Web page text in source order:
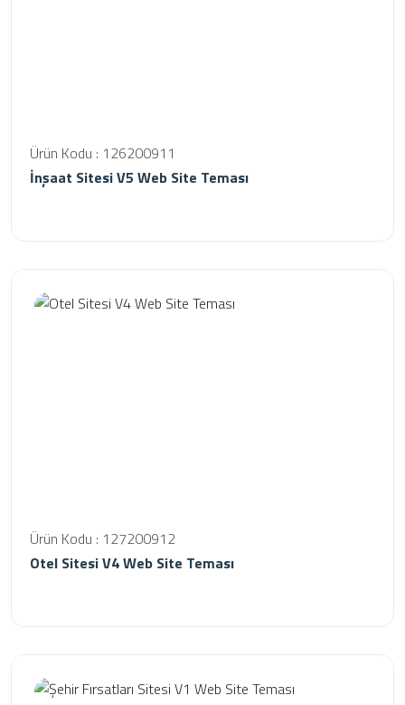
Ürün Kodu : 126200911
İnşaat Sitesi V5 Web Site Teması
Ürün Kodu : 127200912
Otel Sitesi V4 Web Site Teması